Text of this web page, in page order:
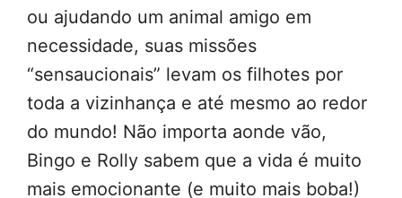
ou ajudando um animal amigo em
necessidade, suas missões
“sensaucionais” levam os filhotes por
toda a vizinhança e até mesmo ao redor
do mundo! Não importa aonde vão,
Bingo e Rolly sabem que a vida é muito
mais emocionante (e muito mais boba!)